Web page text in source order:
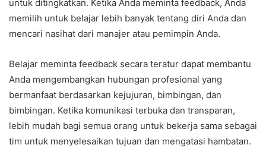
untuk ditingkatkan. Ketika Anda meminta feedback, Anda
memilih untuk belajar lebih banyak tentang diri Anda dan
mencari nasihat dari manajer atau pemimpin Anda.
Belajar meminta feedback secara teratur dapat membantu
Anda mengembangkan hubungan profesional yang
bermanfaat berdasarkan kejujuran, bimbingan, dan
bimbingan. Ketika komunikasi terbuka dan transparan,
lebih mudah bagi semua orang untuk bekerja sama sebagai
tim untuk menyelesaikan tujuan dan mengatasi hambatan.